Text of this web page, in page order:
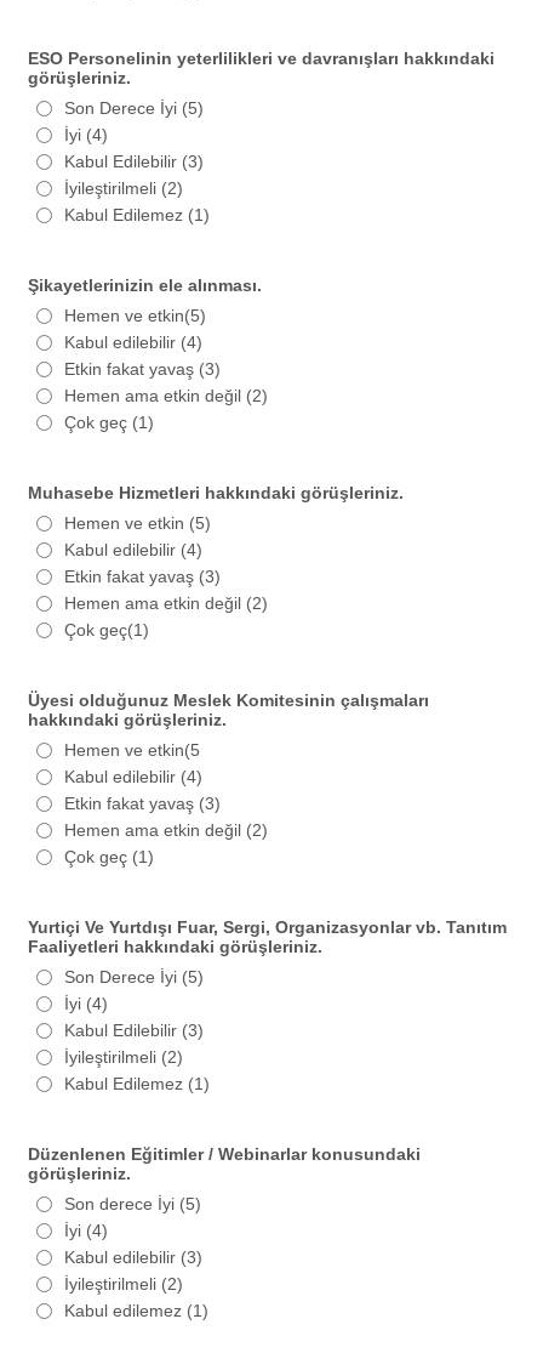
ESO Personelinin yeterlilikleri ve davranışları hakkındaki
görüşleriniz.
Son Derece İyi (5)
İyi (4)
Kabul Edilebilir (3)
İyileştirilmeli (2)
Kabul Edilemez (1)
Şikayetlerinizin ele alınması.
Hemen ve etkin(5)
Kabul edilebilir (4)
Etkin fakat yavaş (3)
Hemen ama etkin değil (2)
Çok geç (1)
Muhasebe Hizmetleri hakkındaki görüşleriniz.
Hemen ve etkin (5)
Kabul edilebilir (4)
Etkin fakat yavaş (3)
Hemen ama etkin değil (2)
Çok geç(1)
Üyesi olduğunuz Meslek Komitesinin çalışmaları
hakkındaki görüşleriniz.
Hemen ve etkin(5
Kabul edilebilir (4)
Etkin fakat yavaş (3)
Hemen ama etkin değil (2)
Çok geç (1)
Yurtiçi Ve Yurtdışı Fuar, Sergi, Organizasyonlar vb. Tanıtım
Faaliyetleri hakkındaki görüşleriniz.
Son Derece İyi (5)
İyi (4)
Kabul Edilebilir (3)
İyileştirilmeli (2)
Kabul Edilemez (1)
Düzenlenen Eğitimler / Webinarlar konusundaki
görüşleriniz.
Son derece İyi (5)
İyi (4)
Kabul edilebilir (3)
İyileştirilmeli (2)
Kabul edilemez (1)